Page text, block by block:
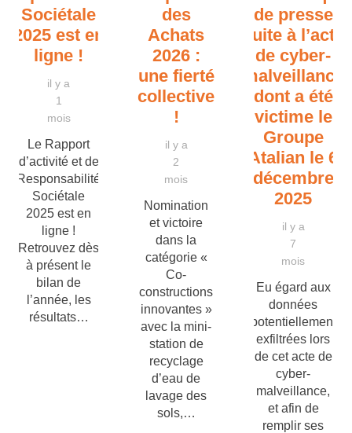
Sociétale
2025 est en
ligne !
il y a
1
mois
Le Rapport
d’activité et de
Responsabilité
Sociétale
2025 est en
ligne !
Retrouvez dès
à présent le
bilan de
l’année, les
résultats…
des
Achats
2026 :
une fierté
collective
!
il y a
2
mois
Nomination
et victoire
dans la
catégorie «
Co-
constructions
innovantes »
avec la mini-
station de
recyclage
d’eau de
lavage des
sols,…
de presse
suite à l’acte
de cyber-
malveillance
dont a été
victime le
Groupe
Atalian le 6
décembre
2025
il y a
7
mois
Eu égard aux
données
potentiellement
exfiltrées lors
de cet acte de
cyber-
malveillance,
et afin de
remplir ses